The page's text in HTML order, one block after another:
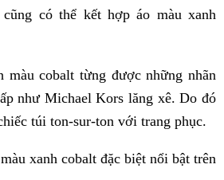
có thể kết hợp áo màu xanh
màu cobalt từng được những nhãn
như Michael Kors lăng xê. Do đó
túi ton-sur-ton với trang phục.
xanh cobalt đặc biệt nổi bật trên